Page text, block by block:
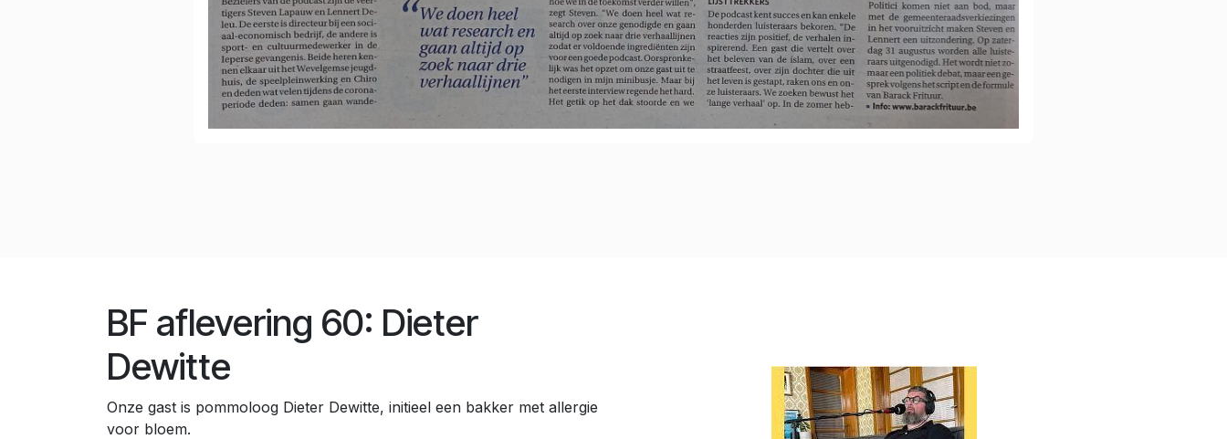
BF aflevering 60: Dieter
Dewitte
Onze gast is pommoloog Dieter Dewitte, initieel een bakker met allergie
voor bloem.